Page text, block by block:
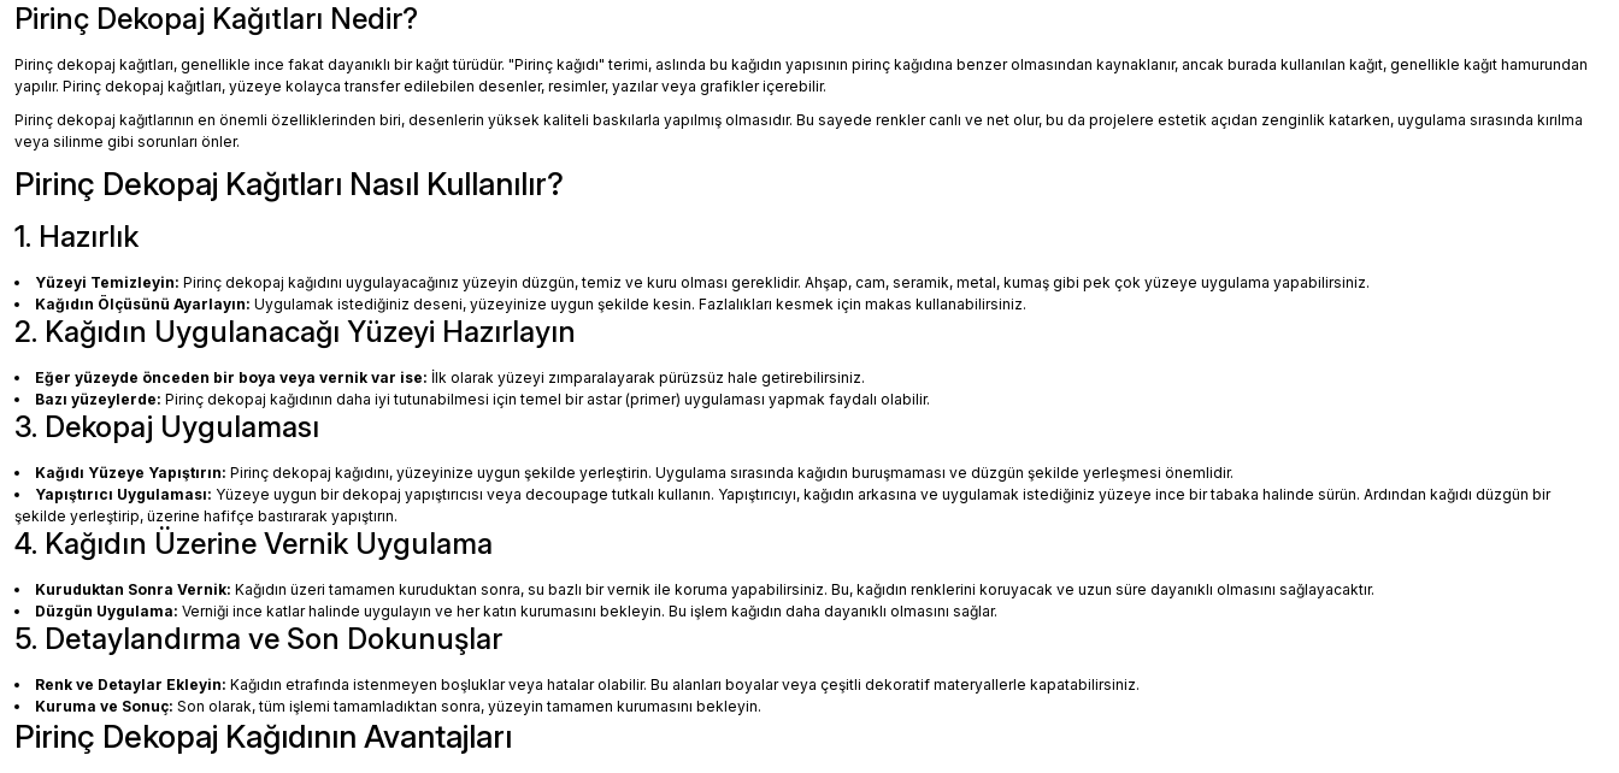
Pirinç Dekopaj Kağıtları Nedir?
Pirinç dekopaj kağıtları, genellikle ince fakat dayanıklı bir kağıt türüdür. "Pirinç kağıdı" terimi, aslında bu kağıdın yapısının pirinç kağıdına benzer olmasından kaynaklanır, ancak burada kullanılan kağıt, genellikle kağıt hamurundan
yapılır. Pirinç dekopaj kağıtları, yüzeye kolayca transfer edilebilen desenler, resimler, yazılar veya grafikler içerebilir.
Pirinç dekopaj kağıtlarının en önemli özelliklerinden biri, desenlerin yüksek kaliteli baskılarla yapılmış olmasıdır. Bu sayede renkler canlı ve net olur, bu da projelere estetik açıdan zenginlik katarken, uygulama sırasında kırılma
veya silinme gibi sorunları önler.
Pirinç Dekopaj Kağıtları Nasıl Kullanılır?
1. Hazırlık
Yüzeyi Temizleyin: Pirinç dekopaj kağıdını uygulayacağınız yüzeyin düzgün, temiz ve kuru olması gereklidir. Ahşap, cam, seramik, metal, kumaş gibi pek çok yüzeye uygulama yapabilirsiniz.
Kağıdın Ölçüsünü Ayarlayın: Uygulamak istediğiniz deseni, yüzeyinize uygun şekilde kesin. Fazlalıkları kesmek için makas kullanabilirsiniz.
2. Kağıdın Uygulanacağı Yüzeyi Hazırlayın
Eğer yüzeyde önceden bir boya veya vernik var ise: İlk olarak yüzeyi zımparalayarak pürüzsüz hale getirebilirsiniz.
Bazı yüzeylerde: Pirinç dekopaj kağıdının daha iyi tutunabilmesi için temel bir astar (primer) uygulaması yapmak faydalı olabilir.
3. Dekopaj Uygulaması
Kağıdı Yüzeye Yapıştırın: Pirinç dekopaj kağıdını, yüzeyinize uygun şekilde yerleştirin. Uygulama sırasında kağıdın buruşmaması ve düzgün şekilde yerleşmesi önemlidir.
Yapıştırıcı Uygulaması: Yüzeye uygun bir dekopaj yapıştırıcısı veya decoupage tutkalı kullanın. Yapıştırıcıyı, kağıdın arkasına ve uygulamak istediğiniz yüzeye ince bir tabaka halinde sürün. Ardından kağıdı düzgün bir
şekilde yerleştirip, üzerine hafifçe bastırarak yapıştırın.
4. Kağıdın Üzerine Vernik Uygulama
Kuruduktan Sonra Vernik: Kağıdın üzeri tamamen kuruduktan sonra, su bazlı bir vernik ile koruma yapabilirsiniz. Bu, kağıdın renklerini koruyacak ve uzun süre dayanıklı olmasını sağlayacaktır.
Düzgün Uygulama: Verniği ince katlar halinde uygulayın ve her katın kurumasını bekleyin. Bu işlem kağıdın daha dayanıklı olmasını sağlar.
5. Detaylandırma ve Son Dokunuşlar
Renk ve Detaylar Ekleyin: Kağıdın etrafında istenmeyen boşluklar veya hatalar olabilir. Bu alanları boyalar veya çeşitli dekoratif materyallerle kapatabilirsiniz.
Kuruma ve Sonuç: Son olarak, tüm işlemi tamamladıktan sonra, yüzeyin tamamen kurumasını bekleyin.
Pirinç Dekopaj Kağıdının Avantajları